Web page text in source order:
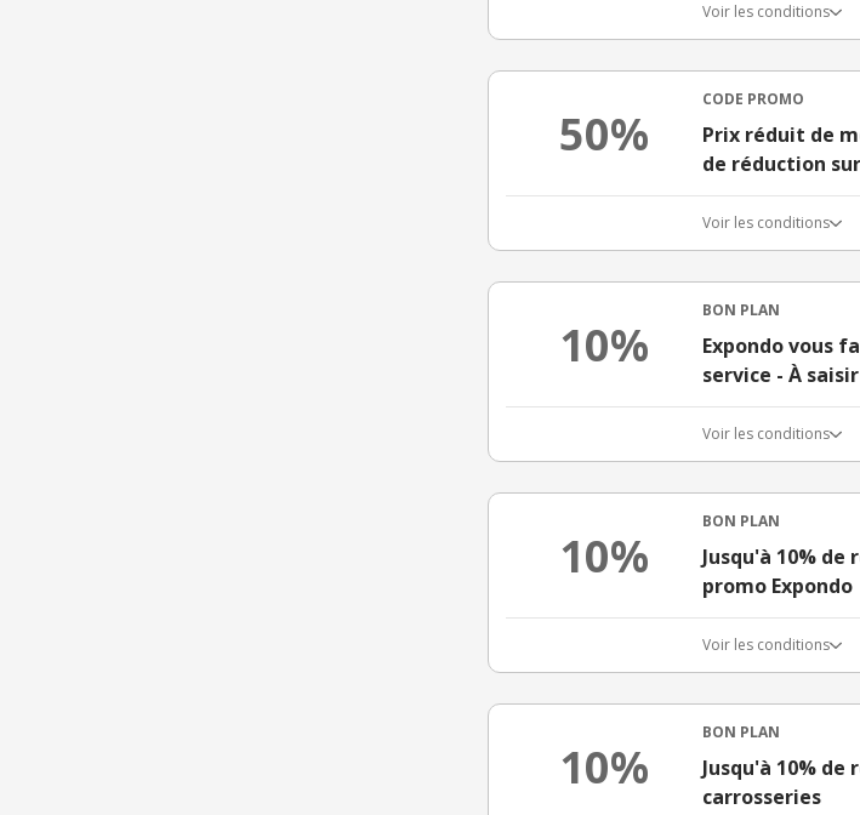
Voir les conditions
50%
CODE PROMO
Prix réduit de
de réduction
Voir les conditions
10%
BON PLAN
Expondo vous
service - À
Voir les conditions
10%
BON PLAN
Jusqu'à 10%
promo Expondo
Voir les conditions
10%
BON PLAN
Jusqu'à 10%
carrosseries